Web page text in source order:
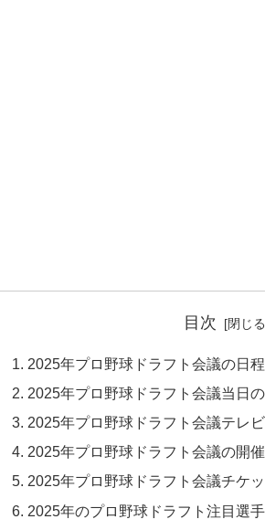
目次
2025年プロ野球ドラフト会議の日
2025年プロ野球ドラフト会議当日
2025年プロ野球ドラフト会議テレ
2025年プロ野球ドラフト会議の開
2025年プロ野球ドラフト会議チケ
2025年のプロ野球ドラフト注目選手